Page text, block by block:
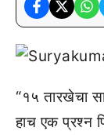
“१५ तारखेचा
हाच एक प्रश्न